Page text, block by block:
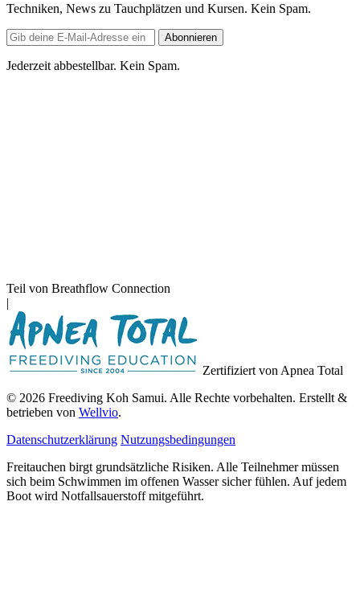
Techniken, News zu Tauchplätzen und Kursen. Kein Spam.
E-
Mail-
Adresse
Abonnieren
Jederzeit abbestellbar. Kein Spam.
Teil von Breathflow Connection
|
Zertifiziert von Apnea Total
© 2026 Freediving Koh Samui. Alle Rechte vorbehalten. Erstellt &
betrieben von Wellvio.
Datenschutzerklärung Nutzungsbedingungen
Freitauchen birgt grundsätzliche Risiken. Alle Teilnehmer müssen
sich beim Schwimmen im offenen Wasser sicher fühlen. Auf jedem
Boot wird Notfallsauerstoff mitgeführt.